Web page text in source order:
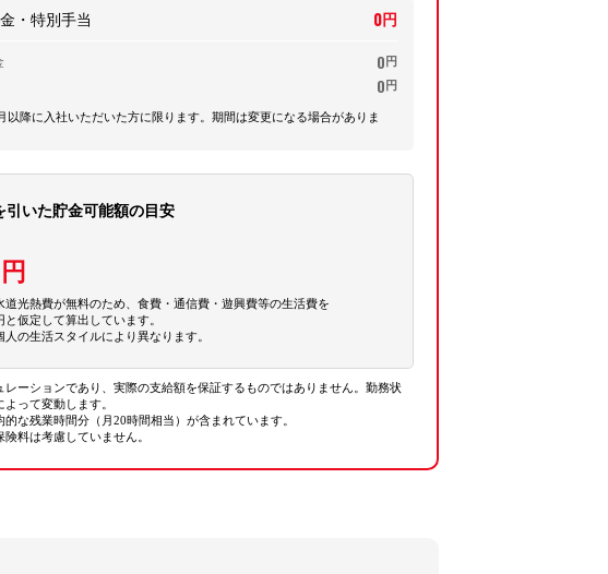
・特別手当 0円
0 円
0 円
以降に入社いただいた方に限ります。期間は変更になる場合がありま
引いた貯金可能額の目安
円
光熱費が無料のため、食費・通信費・遊興費等の生活費を
と仮定して算出しています。
の生活スタイルにより異なります。
ーションであり、実際の支給額を保証するものではありません。勤務状
って変動します。
な残業時間分（月20時間相当）が含まれています。
料は考慮していません。